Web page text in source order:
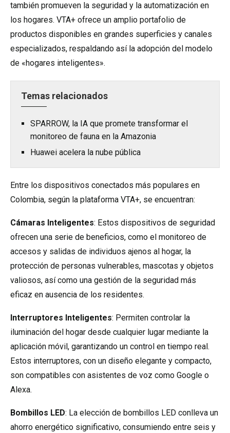
también promueven la seguridad y la automatización en
los hogares. VTA+ ofrece un amplio portafolio de
productos disponibles en grandes superficies y canales
especializados, respaldando así la adopción del modelo
de «hogares inteligentes».
Temas relacionados
SPARROW, la IA que promete transformar el
monitoreo de fauna en la Amazonia
Huawei acelera la nube pública
Entre los dispositivos conectados más populares en
Colombia, según la plataforma VTA+, se encuentran:
Cámaras Inteligentes: Estos dispositivos de seguridad
ofrecen una serie de beneficios, como el monitoreo de
accesos y salidas de individuos ajenos al hogar, la
protección de personas vulnerables, mascotas y objetos
valiosos, así como una gestión de la seguridad más
eficaz en ausencia de los residentes.
Interruptores Inteligentes: Permiten controlar la
iluminación del hogar desde cualquier lugar mediante la
aplicación móvil, garantizando un control en tiempo real.
Estos interruptores, con un diseño elegante y compacto,
son compatibles con asistentes de voz como Google o
Alexa.
Bombillos LED: La elección de bombillos LED conlleva un
ahorro energético significativo, consumiendo entre seis y